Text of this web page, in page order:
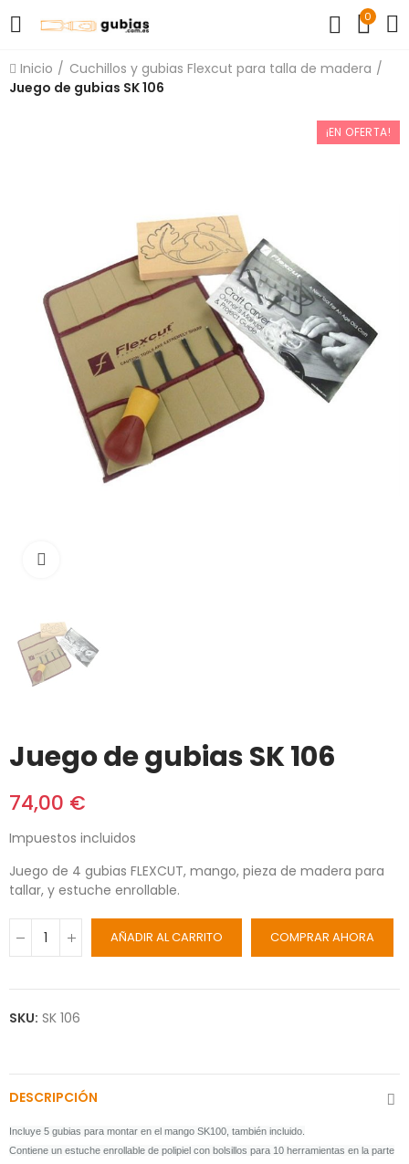
0
Inicio
Cuchillos y gubias Flexcut para talla de madera
Juego de gubias SK 106
¡EN OFERTA!
Juego de gubias SK 106
74,00 €
Impuestos incluidos
Juego de 4 gubias FLEXCUT, mango, pieza de madera para
tallar, y estuche enrollable.
AÑADIR AL CARRITO COMPRAR AHORA
SKU: SK 106
DESCRIPCIÓN
Incluye 5 gubias para montar en el mango SK100, también incluido.
Contiene un estuche enrollable de polipiel con bolsillos para 10 herramientas en la parte